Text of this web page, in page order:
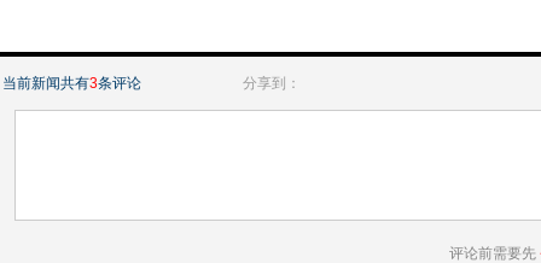
当前新闻共有3条评论 分享到：
评论前需要先